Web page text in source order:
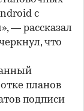
c
— рассказал
что
планов
подписи